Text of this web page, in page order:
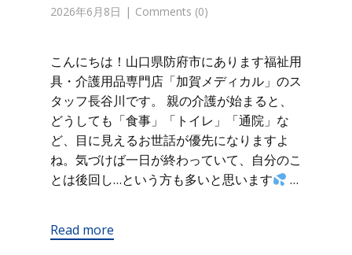
2026年6月8日 Comments (0)
こんにちは！山口県防府市にあります福祉用
具・介護用品専門店「加賀メディカル」のス
タッフ長谷川です。 親の介護が始まると、
どうしても「食事」「トイレ」「通院」な
ど、目に見えるお世話が優先になりますよ
ね。気づけば一日が終わっていて、自分のこ
とは後回し…という方も多いと思います
…
Read more